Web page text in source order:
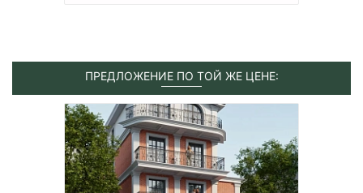
ПРЕДЛОЖЕНИЕ ПО ТОЙ ЖЕ ЦЕНЕ: